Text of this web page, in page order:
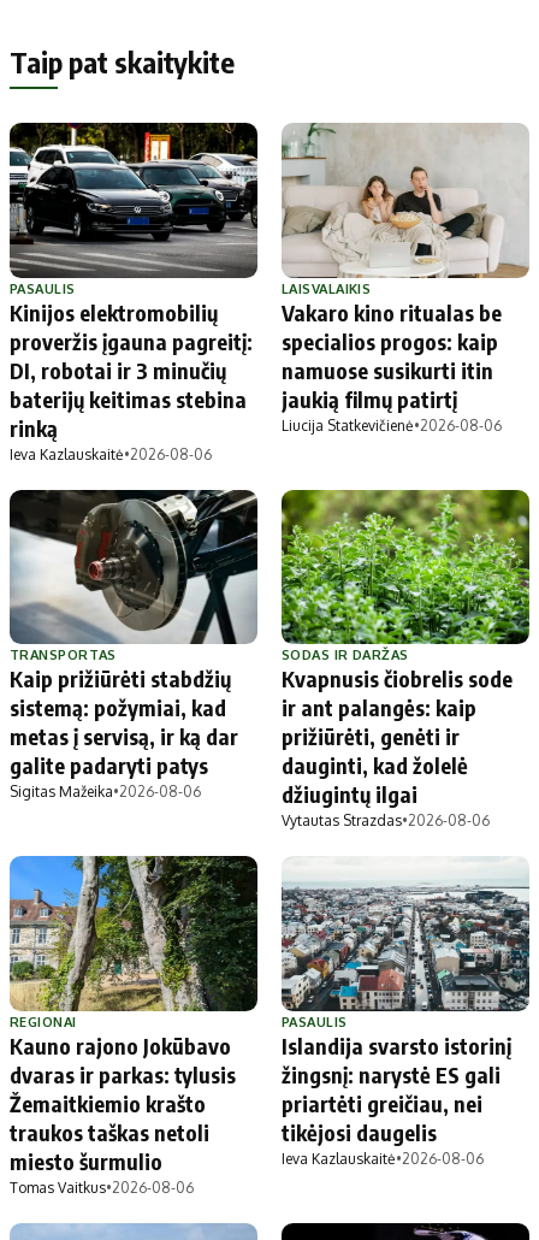
Taip pat skaitykite
PASAULIS
Kinijos elektromobilių
proveržis įgauna pagreitį:
DI, robotai ir 3 minučių
baterijų keitimas stebina
rinką
Ieva Kazlauskaitė•2026-08-06
LAISVALAIKIS
Vakaro kino ritualas be
specialios progos: kaip
namuose susikurti itin
jaukią filmų patirtį
Liucija Statkevičienė•2026-08-06
TRANSPORTAS
Kaip prižiūrėti stabdžių
sistemą: požymiai, kad
metas į servisą, ir ką dar
galite padaryti patys
Sigitas Mažeika•2026-08-06
SODAS IR DARŽAS
Kvapnusis čiobrelis sode
ir ant palangės: kaip
prižiūrėti, genėti ir
dauginti, kad žolelė
džiugintų ilgai
Vytautas Strazdas•2026-08-06
REGIONAI
Kauno rajono Jokūbavo
dvaras ir parkas: tylusis
Žemaitkiemio krašto
traukos taškas netoli
miesto šurmulio
Tomas Vaitkus•2026-08-06
PASAULIS
Islandija svarsto istorinį
žingsnį: narystė ES gali
priartėti greičiau, nei
tikėjosi daugelis
Ieva Kazlauskaitė•2026-08-06